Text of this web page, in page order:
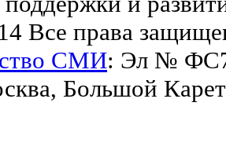
Все права
СМИ: Эл №
Большой